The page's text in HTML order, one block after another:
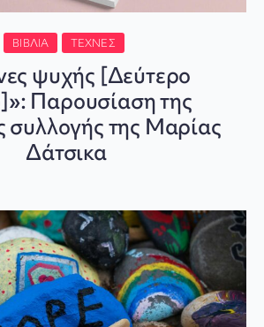
ΒΙΒΛΊΑ ΤΈΧΝΕΣ
ψυχής [Δεύτερο
Παρουσίαση της
συλλογής της Μαρίας
Δάτσικα